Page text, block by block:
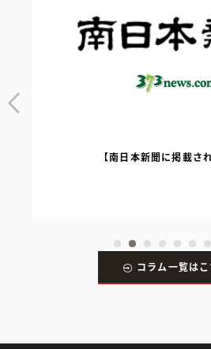
【南日本新聞に掲載さ
コラム一覧は